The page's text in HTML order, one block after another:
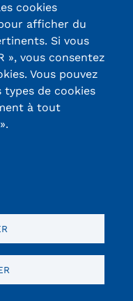
mathématique
exemple, pour 1 + 3,
êtes un visiteur
de pourriel
cookies
afficher du
Si vous
», vous consentez
Vous pouvez
de cookies
à tout